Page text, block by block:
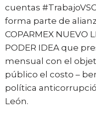
cuentas
forma parte de
COPARMEX NUEVO
PODER IDEA que
mensual con el
público el costo –
política
León.